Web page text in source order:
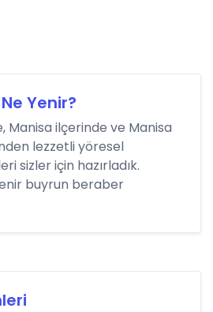
Yenir?
Manisa ilçerinde ve Manisa
lezzetli yöresel
sizler için hazırladık.
buyrun beraber